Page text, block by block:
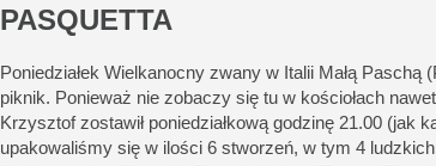
PASQUETTA
Poniedziałek Wielkanocny zwany w Italii Małą
piknik. Ponieważ nie zobaczy się tu w kościołach
Krzysztof zostawił poniedziałkową godzinę 21.00 (jak
upakowaliśmy się w ilości 6 stworzeń, w tym 4